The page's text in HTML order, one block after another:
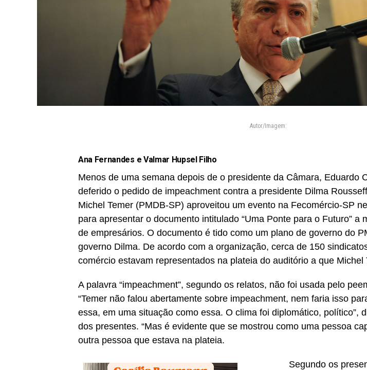
Autor/Imagem:
Ana Fernandes e Valmar Hupsel Filho
Menos de uma semana depois de o presidente da Câmara, Eduardo
deferido o pedido de impeachment contra a presidente Dilma
Michel Temer (PMDB-SP) aproveitou um evento na Fecomércio-SP
para apresentar o documento intitulado “Uma Ponte para o Futuro” a
de empresários. O documento é tido como um plano de governo do
governo Dilma. De acordo com a organização, cerca de 150
comércio estavam representados na plateia do auditório a que Michel
A palavra “impeachment”, segundo os relatos, não foi usada pelo
“Temer não falou abertamente sobre impeachment, nem faria isso
essa, em uma situação como essa. O clima foi diplomático, político”,
dos presentes. “Mas é evidente que se mostrou como uma pessoa
outra pessoa que estava na plateia.
Segundo os